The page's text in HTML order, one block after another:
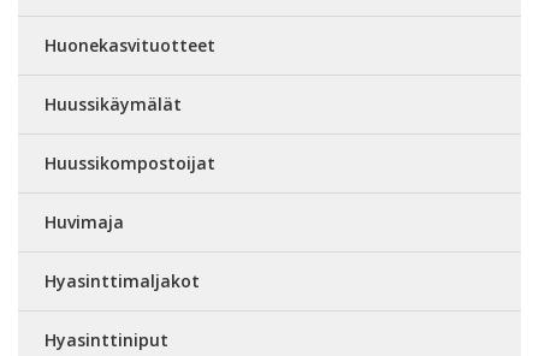
Huonekasvituotteet
Huussikäymälät
Huussikompostoijat
Huvimaja
Hyasinttimaljakot
Hyasinttiniput